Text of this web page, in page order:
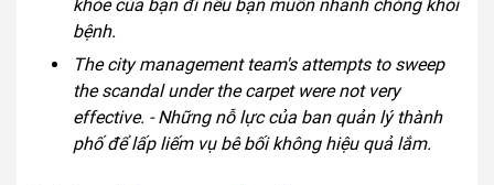
khỏe của bạn đi nếu bạn muốn nhanh chóng khỏi
bệnh.
The city management team's attempts to sweep
the scandal under the carpet were not very
effective. - Những nỗ lực của ban quản lý thành
phố để lấp liếm vụ bê bối không hiệu quả lắm.